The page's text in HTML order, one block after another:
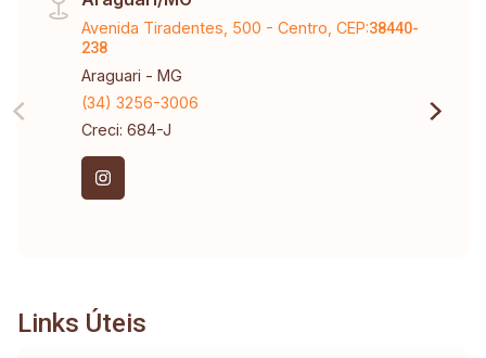
Avenida Tiradentes, 500 - Centro, CEP:38440-
238
Araguari - MG
(34) 3256-3006
Creci: 684-J
Links Úteis